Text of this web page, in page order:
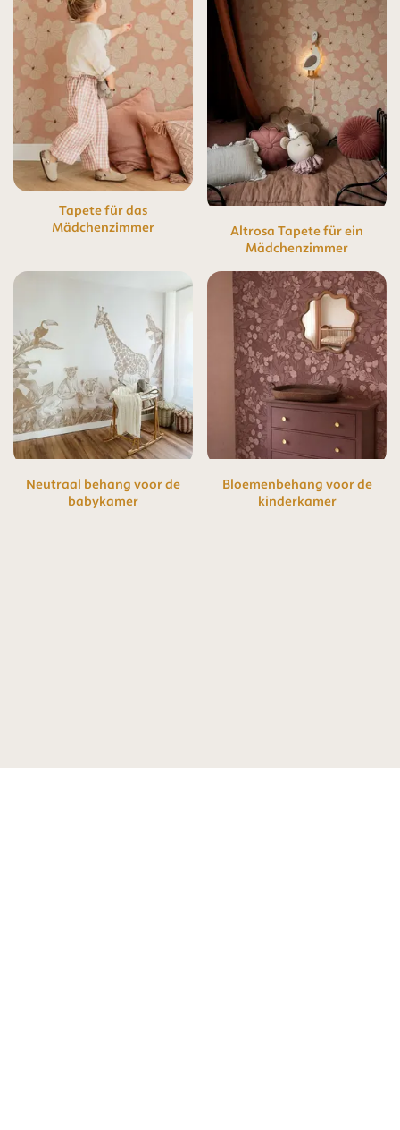
Tapete für das
Mädchenzimmer
Altrosa Tapete für ein
Mädchenzimmer
Neutraal behang voor de
babykamer
Bloemenbehang voor de
kinderkamer